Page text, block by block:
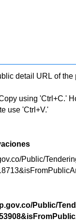
detail URL of
using 'Ctrl+C.'
use 'Ctrl+V.'
Public/
Public/